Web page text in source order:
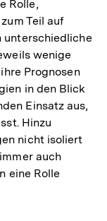
Rolle,
Teil auf
unterschiedliche
wenige
Prognosen
in den Blick
Einsatz aus,
Hinzu
nicht isoliert
auch
eine Rolle